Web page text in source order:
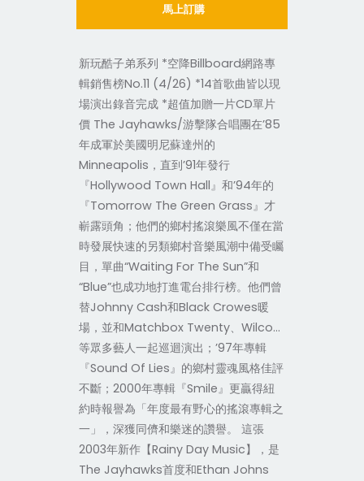
馬上訂購
新玩酷子弟系列 *空降Billboard網路專
輯銷售榜No.11 (4/26) *14首歌曲皆以現
場演出錄音完成 *超值加贈一片CD單片
價 The Jayhawks/游擊隊合唱團在’85
年成軍於美國明尼蘇達州的
Minneapolis，直到’91年發行
『Hollywood Town Hall』和’94年的
『Tomorrow The Green Grass』才
嶄露頭角；他們的鄉村搖滾樂風不僅在當
時發展快速的另類鄉村音樂風潮中備受矚
目，單曲“Waiting For The Sun”和
“Blue”也成功地打進電台排行榜。他們曾
替Johnny Cash和Black Crowes暖
場，並和Matchbox Twenty、Wilco…
等眾多藝人一起巡迴演出；’97年專輯
『Sound Of Lies』的鄉村靈魂風格佳評
不斷；2000年專輯『Smile』更贏得紐
約時報譽為「年度最有野心的搖滾專輯之
一」，深獲同儕和樂迷的讚譽。 這張
2003年新作【Rainy Day Music】，是
The Jayhawks首度和Ethan Johns